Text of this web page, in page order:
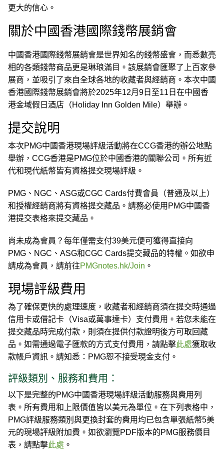
更大的信心。
關於中國香港國際錢幣展銷會
中國香港國際錢幣展銷會是世界知名的錢幣盛會，而悉數亮
相的各類錢幣商品更是琳琅滿目。該展銷會匯聚了上百家參
展商，並吸引了來自全球各地的收藏者與經銷商。本次中國
香港國際錢幣展銷會將於2025年12月9日至11日在中國香
港金域假日酒店（Holiday Inn Golden Mile）舉辦。
提交說明
本次PMG中國香港現場評級活動將在CCG香港的辦公地點
舉辦，CCG香港是PMG位於中國香港的關聯公司。所有近
代和現代紙幣皆有資格提交現場評級。
PMG、NGC、ASG或CGC Cards付費會員（普通及以上）
和授權經銷商將有資格提交藏品。請務必使用PMG中國香
港提交表格來提交藏品。
尚未成為會員？每年僅需支付39美元便可獲得直接向
PMG、NGC、ASG和CGC Cards提交藏品的特權。如欲申
請成為會員，請前往PMGnotes.hk/Join 。
現場評級費用
為了確保更快的處理速度，收藏者和經銷商須在提交時通過
信用卡或借記卡（Visa或萬事達卡）支付費用。若您未能在
提交藏品時完成付款，則須在提供付款證明後方可取回藏
品。如需通過電子匯款的方式支付費用，請點擊此處獲取收
款帳戶資訊。請知悉：PMG恕不接受現金支付。
評級類別、服務和費用：
以下是完整的PMG中國香港現場評級活動服務與費用列
表。所有費用和上限價值皆以美元為單位。在下列表格中，
PMG評級服務類別與更換封套的費用均已包含單張紙幣5美
元的現場評級附加費。如欲瀏覽PDF版本的PMG服務價目
表，請點擊此處 。